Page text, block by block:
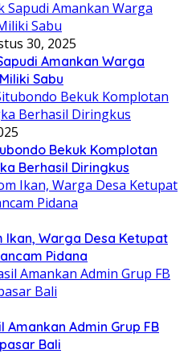
30, 2025
Amankan Warga
Sabu
Bekuk Komplotan
Berhasil Diringkus
Ikan, Warga Desa Ketupat
Pidana
Amankan Admin Grup FB
Bali